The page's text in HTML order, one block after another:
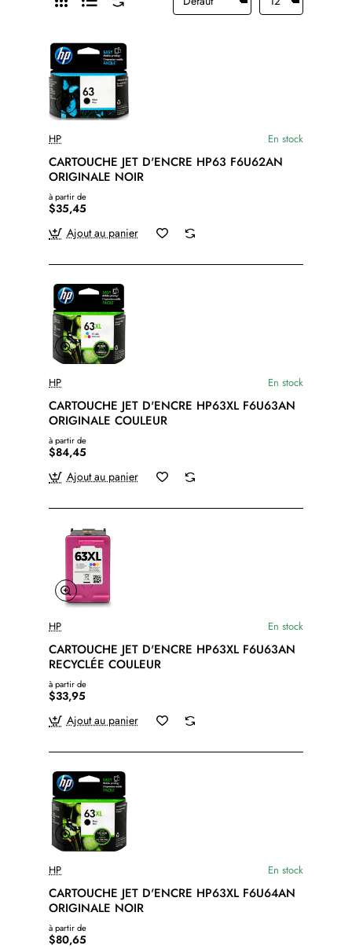
HP En stock
CARTOUCHE JET D'ENCRE HP63 F6U62AN
ORIGINALE NOIR
à partir de
$35,45
Ajout au panier
HP En stock
CARTOUCHE JET D'ENCRE HP63XL F6U63AN
ORIGINALE COULEUR
à partir de
$84,45
Ajout au panier
HP En stock
CARTOUCHE JET D'ENCRE HP63XL F6U63AN
RECYCLÉE COULEUR
à partir de
$33,95
Ajout au panier
HP En stock
CARTOUCHE JET D'ENCRE HP63XL F6U64AN
ORIGINALE NOIR
à partir de
$80,65